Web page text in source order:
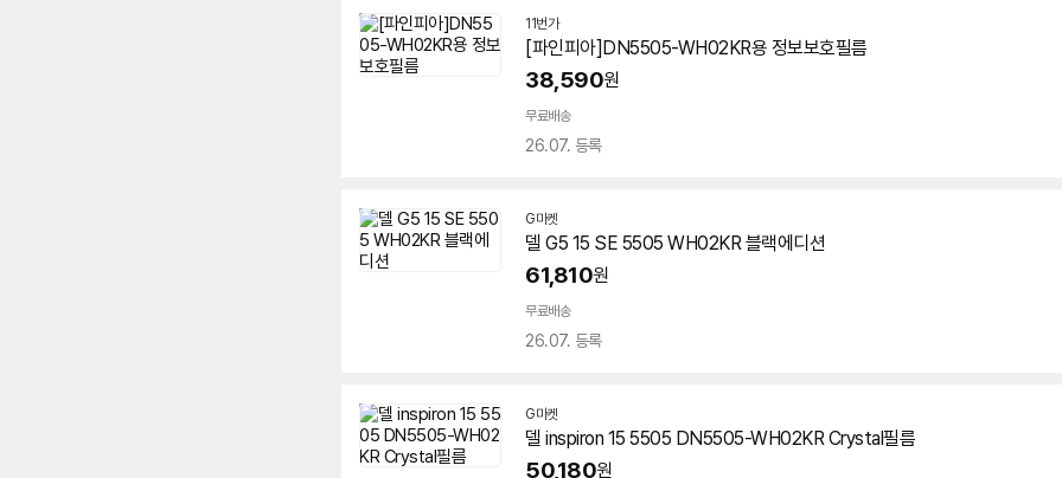
11번가
[파인피아]DN5505-WH02KR용 정보보호필름
38,590원
무료배송
26.07. 등록
G마켓
델 G5 15 SE 5505 WH02KR 블랙에디션
61,810원
무료배송
26.07. 등록
G마켓
델 inspiron 15 5505 DN5505-WH02KR Crystal필름
50,180원